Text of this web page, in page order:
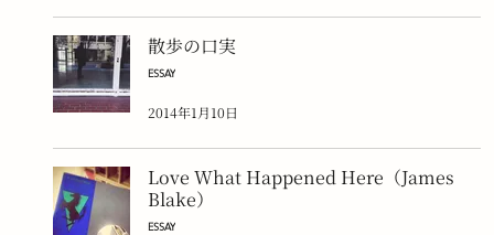
散歩の口実
ESSAY
2014年1月10日
Love What Happened Here（James
Blake）
ESSAY